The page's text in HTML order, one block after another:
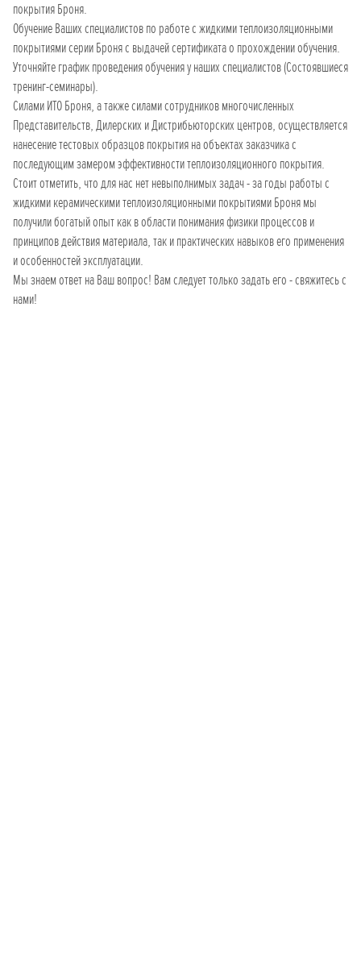
покрытия Броня.
Обучение Ваших специалистов по работе с жидкими теплоизоляционными
покрытиями серии Броня с выдачей сертификата о прохождении обучения.
Уточняйте график проведения обучения у наших специалистов (Состоявшиеся
тренинг-семинары).
Силами ИТО Броня, а также силами сотрудников многочисленных
Представительств, Дилерских и Дистрибьюторских центров, осуществляется
нанесение тестовых образцов покрытия на объектах заказчика с
последующим замером эффективности теплоизоляционного покрытия.
Стоит отметить, что для нас нет невыполнимых задач - за годы работы с
жидкими керамическими теплоизоляционными покрытиями Броня мы
получили богатый опыт как в области понимания физики процессов и
принципов действия материала, так и практических навыков его применения
и особенностей эксплуатации.
Мы знаем ответ на Ваш вопрос! Вам следует только задать его - свяжитесь с
нами!